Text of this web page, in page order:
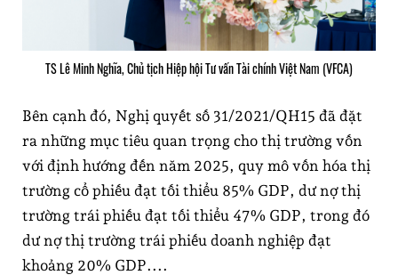
TS Lê Minh Nghĩa, Chủ tịch Hiệp hội Tư vấn Tài chính Việt Nam (VFCA)
Bên cạnh đó, Nghị quyết số 31/2021/QH15 đã đặt
ra những mục tiêu quan trọng cho thị trường vốn
với định hướng đến năm 2025, quy mô vốn hóa thị
trường cổ phiếu đạt tối thiểu 85% GDP, dư nợ thị
trường trái phiếu đạt tối thiểu 47% GDP, trong đó
dư nợ thị trường trái phiếu doanh nghiệp đạt
khoảng 20% GDP....